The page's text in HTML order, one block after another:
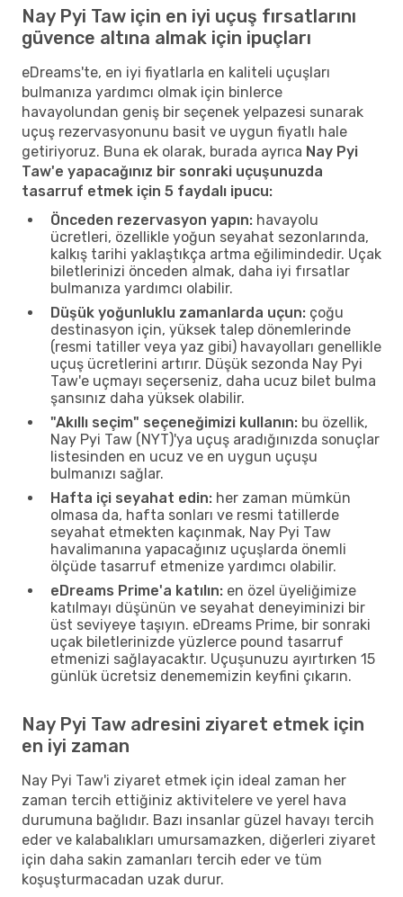
Nay Pyi Taw için en iyi uçuş fırsatlarını
güvence altına almak için ipuçları
eDreams'te, en iyi fiyatlarla en kaliteli uçuşları
bulmanıza yardımcı olmak için binlerce
havayolundan geniş bir seçenek yelpazesi sunarak
uçuş rezervasyonunu basit ve uygun fiyatlı hale
getiriyoruz. Buna ek olarak, burada ayrıca Nay Pyi
Taw'e yapacağınız bir sonraki uçuşunuzda
tasarruf etmek için 5 faydalı ipucu:
Önceden rezervasyon yapın: havayolu
ücretleri, özellikle yoğun seyahat sezonlarında,
kalkış tarihi yaklaştıkça artma eğilimindedir. Uçak
biletlerinizi önceden almak, daha iyi fırsatlar
bulmanıza yardımcı olabilir.
Düşük yoğunluklu zamanlarda uçun: çoğu
destinasyon için, yüksek talep dönemlerinde
(resmi tatiller veya yaz gibi) havayolları genellikle
uçuş ücretlerini artırır. Düşük sezonda Nay Pyi
Taw'e uçmayı seçerseniz, daha ucuz bilet bulma
şansınız daha yüksek olabilir.
"Akıllı seçim" seçeneğimizi kullanın: bu özellik,
Nay Pyi Taw (NYT)'ya uçuş aradığınızda sonuçlar
listesinden en ucuz ve en uygun uçuşu
bulmanızı sağlar.
Hafta içi seyahat edin: her zaman mümkün
olmasa da, hafta sonları ve resmi tatillerde
seyahat etmekten kaçınmak, Nay Pyi Taw
havalimanına yapacağınız uçuşlarda önemli
ölçüde tasarruf etmenize yardımcı olabilir.
eDreams Prime'a katılın: en özel üyeliğimize
katılmayı düşünün ve seyahat deneyiminizi bir
üst seviyeye taşıyın. eDreams Prime, bir sonraki
uçak biletlerinizde yüzlerce pound tasarruf
etmenizi sağlayacaktır. Uçuşunuzu ayırtırken 15
günlük ücretsiz denememizin keyfini çıkarın.
Nay Pyi Taw adresini ziyaret etmek için
en iyi zaman
Nay Pyi Taw'i ziyaret etmek için ideal zaman her
zaman tercih ettiğiniz aktivitelere ve yerel hava
durumuna bağlıdır. Bazı insanlar güzel havayı tercih
eder ve kalabalıkları umursamazken, diğerleri ziyaret
için daha sakin zamanları tercih eder ve tüm
koşuşturmacadan uzak durur.